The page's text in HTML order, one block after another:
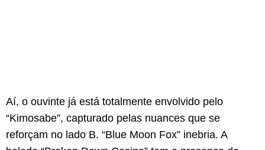
Aí, o ouvinte já está totalmente envolvido pelo
“Kimosabe”, capturado pelas nuances que se
reforçam no lado B. “Blue Moon Fox” inebria. A